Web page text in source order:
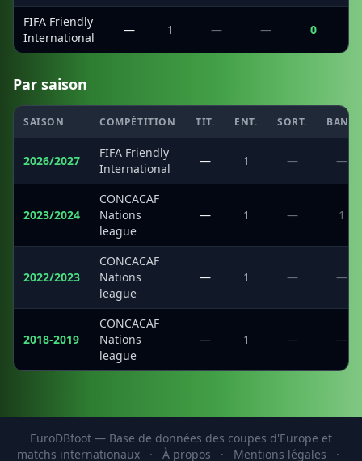
FIFA Friendly
International
— 1 — — 0
Par saison
SAISON COMPÉTITION TIT. ENT. SORT. BANC
2026/2027
FIFA Friendly
International
— 1 — —
2023/2024
CONCACAF
Nations
league
— 1 — 1
2022/2023
CONCACAF
Nations
league
— 1 — —
2018-2019
CONCACAF
Nations
league
— 1 — —
EuroDBfoot — Base de données des coupes d'Europe et
matchs internationaux
· À propos · Mentions légales ·